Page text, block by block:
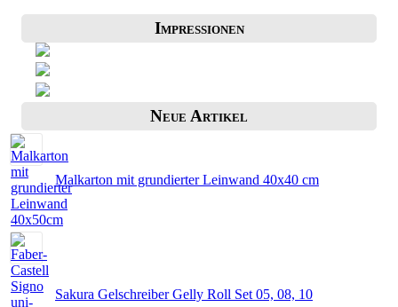
Impressionen
Neue Artikel
Malkarton mit grundierter Leinwand 40x40 cm
Sakura Gelschreiber Gelly Roll Set 05, 08, 10